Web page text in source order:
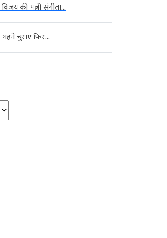
की पत्नी संगीता...
गहने चुराए फिर...